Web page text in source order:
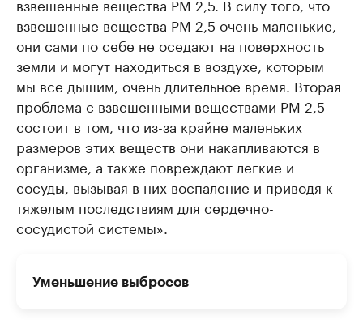
взвешенные вещества PM 2,5. В силу того, что
взвешенные вещества PM 2,5 очень маленькие,
они сами по себе не оседают на поверхность
земли и могут находиться в воздухе, которым
мы все дышим, очень длительное время. Вторая
проблема с взвешенными веществами PM 2,5
состоит в том, что из-за крайне маленьких
размеров этих веществ они накапливаются в
организме, а также повреждают легкие и
сосуды, вызывая в них воспаление и приводя к
тяжелым последствиям для сердечно-
сосудистой системы».
Уменьшение выбросов